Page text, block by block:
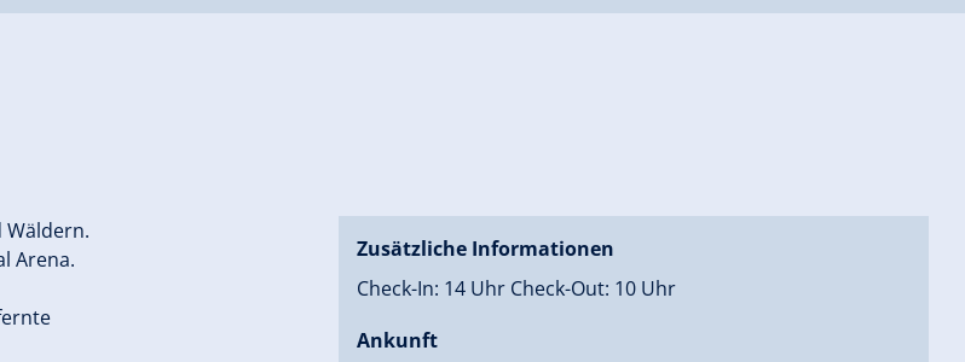
Wäldern.
Arena.
Zusätzliche Informationen
Check-In: 14 Uhr Check-Out: 10 Uhr
Ankunft